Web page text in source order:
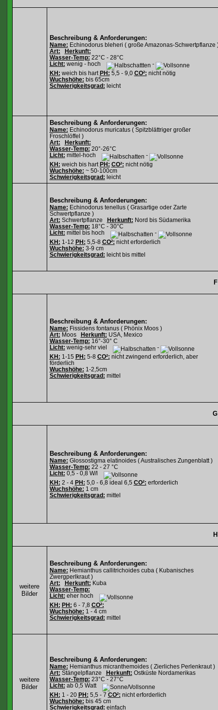
Beschreibung & Anforderungen:
Name: Echinodorus bleheri ( große Amazonas-Schwertpflanze
Art:
Herkunft:
Wasser-Temp: 22°C - 28°C
Licht: wenig - hoch
-
KH: weich bis hart PH: 5,5 - 9,0 CO²: nicht nötig
Wuchshöhe: bis 65cm
Schwierigkeitsgrad: leicht
Beschreibung & Anforderungen:
Name: Echinodorus muricatus ( Spitzblättriger großer
Froschlöffel )
Art:
Herkunft:
Wasser-Temp: 20°-26°C
Licht: mittel-hoch
-
KH: weich bis hart PH: CO²: nicht nötig
Wuchshöhe: ~ 50-100cm
Schwierigkeitsgrad: leicht
Beschreibung & Anforderungen:
Name: Echinodorus tenellus ( Grasartige oder Zarte
Schwertpflanze )
Art: Schwertpflanze Herkunft: Nord bis Südamerika
Wasser-Temp: 18°C - 30°C
Licht: mittel bis hoch
-
KH: 1-12 PH: 5,5-8 CO²: nicht erforderlich
Wuchshöhe: 3-9 cm
Schwierigkeitsgrad: leicht bis mittel
F
Beschreibung & Anforderungen:
Name: Fissidens fontanus ( Phönix Moos )
Art: Moos Herkunft: USA, Mexico
Wasser-Temp: 16°-30° C
Licht: wenig-sehr viel
-
KH: 1-15 PH: 5-8 CO²: nicht zwingend erforderlich, aber
förderlich
Wuchshöhe: 1-2,5cm
Schwierigkeitsgrad: mittel
G
Beschreibung & Anforderungen:
Name: Glossostigma elatinoides ( Australisches Zungenblatt )
Wasser-Temp: 22 - 27 °C
Licht: 0,5 - 0,8 W/l
KH: 2 - 4 PH: 5,0 - 6,8 ideal 6,5 CO²: erforderlich
Wuchshöhe: 1 cm
Schwierigkeitsgrad: mittel
H
weitere
Bilder
Beschreibung & Anforderungen:
Name: Hemianthus callitrichoides cuba ( Kubanisches
Zwergperlkraut )
Art:
Herkunft: Kuba
Wasser-Temp:
Licht: eher hoch
KH: PH: 6 - 7,8 CO²:
Wuchshöhe: 1 - 4 cm
Schwierigkeitsgrad: mittel
weitere
Bilder
Beschreibung & Anforderungen:
Name: Hemianthus micranthemoides ( Zierliches Perlenkraut )
Art: Stängelpflanze Herkunft: Ostküste Nordamerikas
Wasser-Temp: 23°C - 27°C
Licht: ab 0,5 Watt
KH: 1 - 20 PH: 5,5 - 7 CO²: nicht erforderlich
Wuchshöhe: bis 45 cm
Schwierigkeitsgrad: einfach